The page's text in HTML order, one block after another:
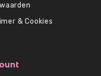
& Cookies